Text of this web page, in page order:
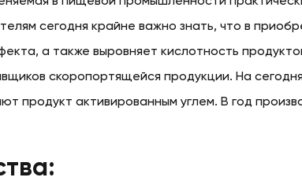
сегодня крайне важно знать, что в
а также выровняет кислотность
скоропортящейся продукции. На
продукт активированным углем. В год